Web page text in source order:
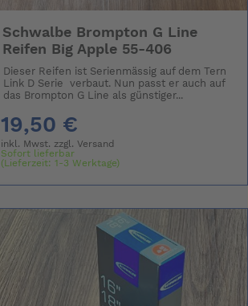
Schwalbe Brompton G Line
Reifen Big Apple 55-406
Dieser Reifen ist Serienmässig auf dem Tern
Link D Serie verbaut. Nun passt er auch auf
das Brompton G Line als günstiger...
19,50 €
inkl. Mwst. zzgl.Versand
Sofort lieferbar
(Lieferzeit: 1-3 Werktage)